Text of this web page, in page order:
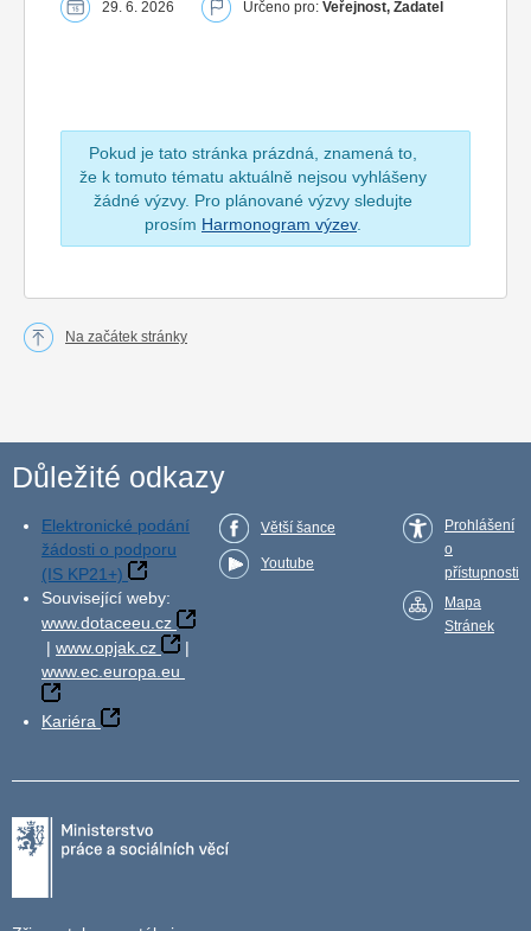
29. 6. 2026 Určeno pro: Veřejnost, Žadatel
Pokud je tato stránka prázdná, znamená to,
že k tomuto tématu aktuálně nejsou vyhlášeny
žádné výzvy. Pro plánované výzvy sledujte
prosím Harmonogram výzev.
Na začátek stránky
Důležité odkazy
Elektronické podání
žádosti o podporu
(IS KP21+)
Související weby:
www.dotaceeu.cz
| www.opjak.cz
|
www.ec.europa.eu
Kariéra
Větší šance
Youtube
Prohlášení
o
přístupnosti
Mapa
Stránek